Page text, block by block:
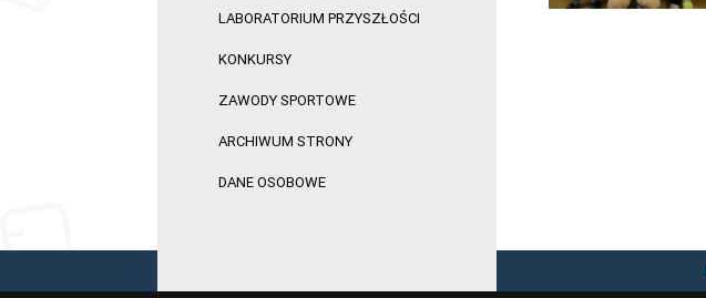
LABORATORIUM PRZYSZŁOŚCI
KONKURSY
ZAWODY SPORTOWE
ARCHIWUM STRONY
DANE OSOBOWE